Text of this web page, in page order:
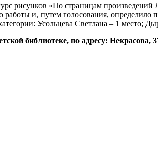
рисунков «По страницам
работы и, путем голосования,
Усольцева Светлана – 1 место;
библиотеке, по адресу: